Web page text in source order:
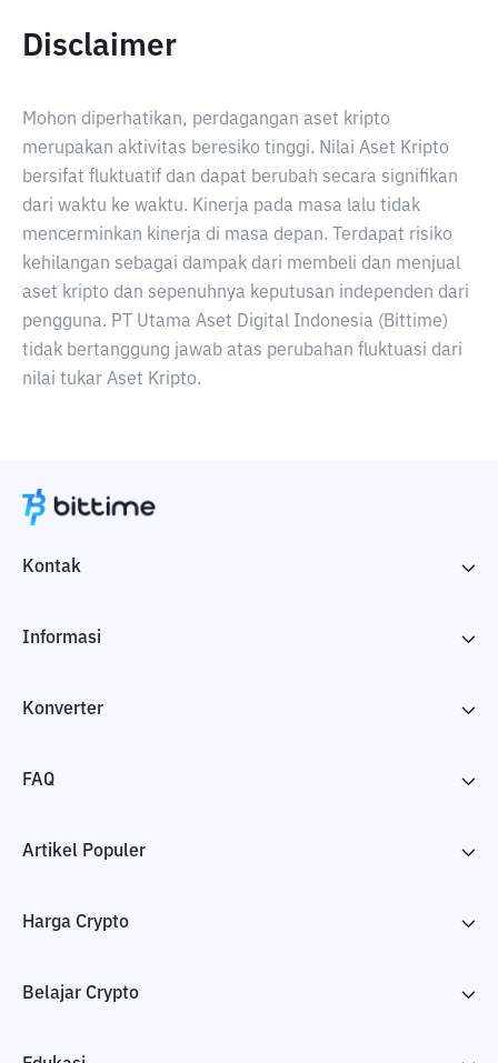
Disclaimer
Mohon diperhatikan, perdagangan aset kripto
merupakan aktivitas beresiko tinggi. Nilai Aset Kripto
bersifat fluktuatif dan dapat berubah secara signifikan
dari waktu ke waktu. Kinerja pada masa lalu tidak
mencerminkan kinerja di masa depan. Terdapat risiko
kehilangan sebagai dampak dari membeli dan menjual
aset kripto dan sepenuhnya keputusan independen dari
pengguna. PT Utama Aset Digital Indonesia (Bittime)
tidak bertanggung jawab atas perubahan fluktuasi dari
nilai tukar Aset Kripto.
Kontak
Informasi
Konverter
FAQ
Artikel Populer
Harga Crypto
Belajar Crypto